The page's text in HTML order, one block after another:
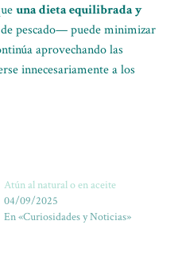
una dieta equilibrada y
pescado— puede minimizar
aprovechando las
innecesariamente a los
Atún al natural o en aceite
04/09/2025
En «Curiosidades y Noticias»